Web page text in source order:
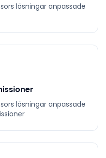
lösningar anpassade
lösningar anpassade